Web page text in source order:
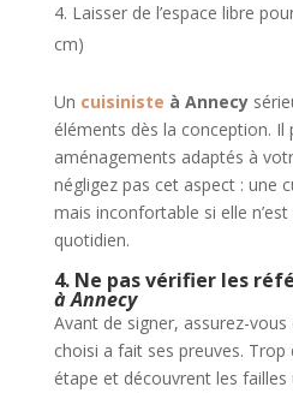
Laisser de l’espace libre
cm)
Un cuisiniste à Annecy
éléments dès la conception. Il
aménagements adaptés à
négligez pas cet aspect : une
mais inconfortable si elle
quotidien.
4. Ne pas vérifier les
à Annecy
Avant de signer, assurez-
choisi a fait ses preuves.
étape et découvrent les